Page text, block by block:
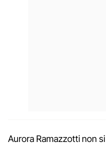
Aurora Ramazzotti non